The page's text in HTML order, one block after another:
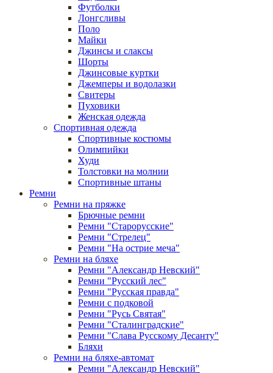
Футболки
Лонгсливы
Поло
Майки
Джинсы и слаксы
Шорты
Джинсовые куртки
Джемперы и водолазки
Свитеры
Пуховики
Женская одежда
Спортивная одежда
Спортивные костюмы
Олимпийки
Худи
Толстовки на молнии
Спортивные штаны
Ремни
Ремни на пряжке
Брючные ремни
Ремни "Старорусские"
Ремни "Стрелец"
Ремни "На острие меча"
Ремни на бляхе
Ремни "Александр Невский"
Ремни "Русский лес"
Ремни "Русская правда"
Ремни с подковой
Ремни "Русь Святая"
Ремни "Сталинградские"
Ремни "Слава Русскому Десанту"
Бляхи
Ремни на бляхе-автомат
Ремни "Александр Невский"